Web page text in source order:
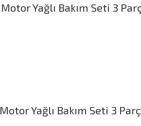
Yağlı Bakım Seti 3
Yağlı Bakım Seti 3